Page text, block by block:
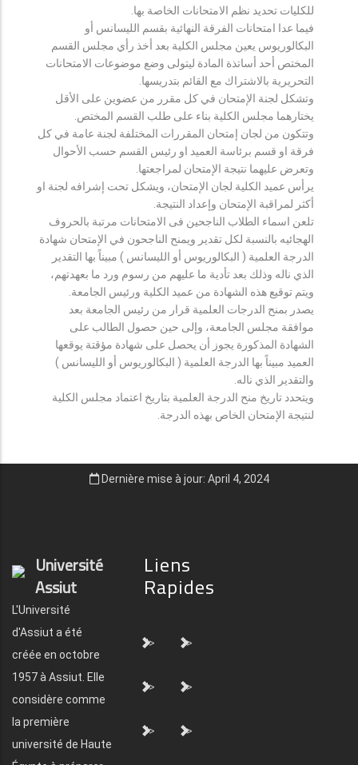
للكليات تحديد نظم الامتحانات الخاصة بها.
فيما عدا امتحانات الفرقة النهائية بقسم الليسانس أو
البكالوريوس يعين مجلس الكلية بعد أخذ رأي مجلس القسم
المختص أحد أساتذة المادة ليتولى وضع موضوعات الامتحانات
التحريرية بالاشتراك مع القائم بتدريسها.
وتشكل لجنة الإمتحان في كل مقرر من عضوين على الأقل
يختارهما مجلس الكلية بناء على طلب القسم المختص.
وتتكون من لجان إمتحان المقررات المختلفة لجنة عامة في كل
فرقة او قسم برئاسة العميد او رئيس القسم حسب الأحوال
وتعرض عليهما نتيجة الإمتحان لمراجعتها.
يرأس عميد الكلية لجان الإمتحان، ويشكل تحت إشرافه لجنة او
أكثر لمراقبة الإمتحان وإعداد النتيجة.
تلعن اسماء الطلاب الناجحين فى الامتحانات مرتبة بالحروف
الهجائيه بالنسبة لكل تقدير ويمنح الناجحون في الإمتحان شهادة
الدرجة العلمية ( البكالوريوس أو الليسانس ) مبيناً بها التقدير
الذي ناله وذلك بعد تأدية ما عليهم من رسوم ورد ما بعهدتهم،
ويتم توقيع هذه الشهادة من عميد الكلية ورئيس الجامعة.
يصدر بمنح الدرجات العلمية قرار من رئيس الجامعة بعد
موافقة مجلس الجامعة، وإلى حين حصول الطالب على
الشهادة المذكورة يجوز أن يحصل على شهادة مؤقتة يوقعها
العميد مبيناً بها الدرجة العلمية ( البكالوريوس أو الليسانس )
والتقدير الذي ناله.
ويتحدد تاريخ منح الدرجة العلمية بتاريخ اعتماد مجلس الكلية
لنتيجة الإمتحان الخاص بهذه الدرجة.
Dernière mise à jour: April 4, 2024
Université
Assiut
L'Université
d'Assiut a été
créée en octobre
1957 à Assiut. Elle
considère comme
la première
université de Haute
Liens
Rapides
"> ">
"> ">
"> ">